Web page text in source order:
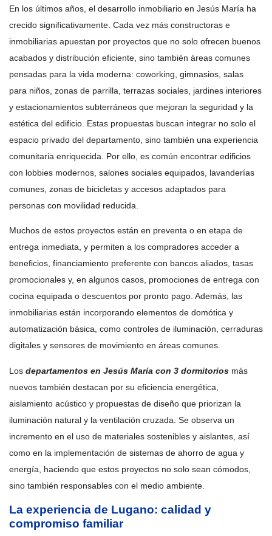
En los últimos años, el desarrollo inmobiliario en Jesús María ha
crecido significativamente. Cada vez más constructoras e
inmobiliarias apuestan por proyectos que no solo ofrecen buenos
acabados y distribución eficiente, sino también áreas comunes
pensadas para la vida moderna: coworking, gimnasios, salas
para niños, zonas de parrilla, terrazas sociales, jardines interiores
y estacionamientos subterráneos que mejoran la seguridad y la
estética del edificio. Estas propuestas buscan integrar no solo el
espacio privado del departamento, sino también una experiencia
comunitaria enriquecida. Por ello, es común encontrar edificios
con lobbies modernos, salones sociales equipados, lavanderías
comunes, zonas de bicicletas y accesos adaptados para
personas con movilidad reducida.
Muchos de estos proyectos están en preventa o en etapa de
entrega inmediata, y permiten a los compradores acceder a
beneficios, financiamiento preferente con bancos aliados, tasas
promocionales y, en algunos casos, promociones de entrega con
cocina equipada o descuentos por pronto pago. Además, las
inmobiliarias están incorporando elementos de domótica y
automatización básica, como controles de iluminación, cerraduras
digitales y sensores de movimiento en áreas comunes.
Los departamentos en Jesús María con 3 dormitorios más
nuevos también destacan por su eficiencia energética,
aislamiento acústico y propuestas de diseño que priorizan la
iluminación natural y la ventilación cruzada. Se observa un
incremento en el uso de materiales sostenibles y aislantes, así
como en la implementación de sistemas de ahorro de agua y
energía, haciendo que estos proyectos no solo sean cómodos,
sino también responsables con el medio ambiente.
La experiencia de Lugano: calidad y
compromiso familiar